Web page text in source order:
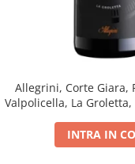
Allegrini, Corte Giara,
Valpolicella, La Groletta,
INTRA IN